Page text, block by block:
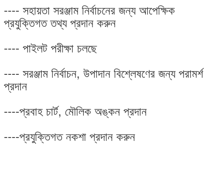
---- সহায়তা সরঞ্জাম নির্বাচনের জন্য আপেক্ষিক
প্রযুক্তিগত তথ্য প্রদান করুন
---- পাইলট পরীক্ষা চলছে
---- সরঞ্জাম নির্বাচন, উপাদান বিশ্লেষণের জন্য পরামর্শ
প্রদান
----প্রবাহ চার্ট, মৌলিক অঙ্কন প্রদান
----প্রযুক্তিগত নকশা প্রদান করুন